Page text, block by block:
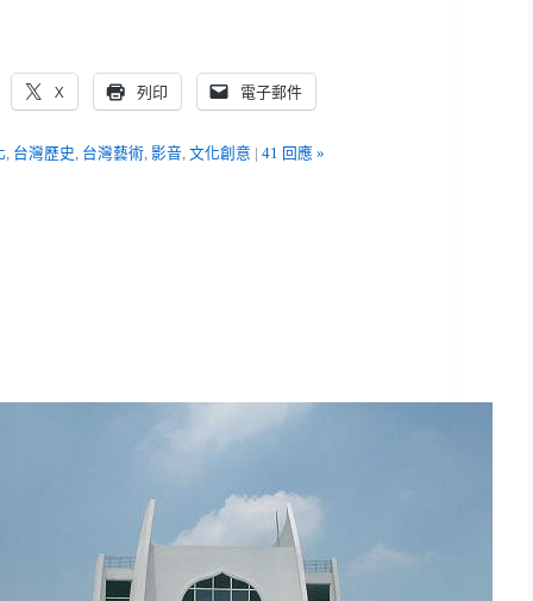
X 列印 電子郵件
, 台灣歷史, 台灣藝術, 影音, 文化創意 41 回應 »